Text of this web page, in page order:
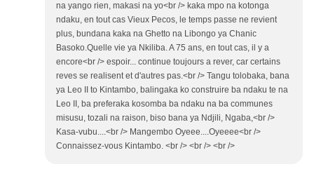
na yango rien, makasi na yo<br /> kaka mpo na kotonga
ndaku, en tout cas Vieux Pecos, le temps passe ne revient
plus, bundana kaka na Ghetto na Libongo ya Chanic
Basoko.Quelle vie ya Nkiliba. A 75 ans, en tout cas, il y a
encore<br /> espoir... continue toujours a rever, car certains
reves se realisent et d'autres pas.<br /> Tangu tolobaka, bana
ya Leo II to Kintambo, balingaka ko construire ba ndaku te na
Leo II, ba preferaka kosomba ba ndaku na ba communes
misusu, tozali na raison, biso bana ya Ndjili, Ngaba,<br />
Kasa-vubu....<br /> Mangembo Oyeee....Oyeeee<br />
Connaissez-vous Kintambo. <br /> <br /> <br />